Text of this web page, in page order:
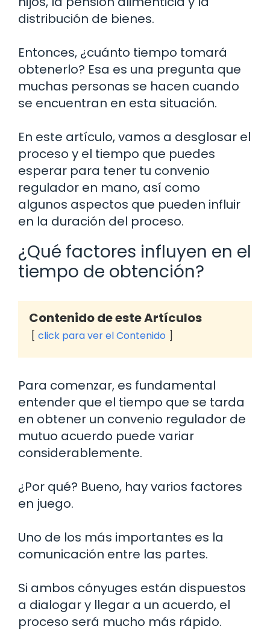
distribución de bienes.
Entonces, ¿cuánto tiempo tomará
obtenerlo? Esa es una pregunta que
muchas personas se hacen cuando
se encuentran en esta situación.
En este artículo, vamos a desglosar el
proceso y el tiempo que puedes
esperar para tener tu convenio
regulador en mano, así como
algunos aspectos que pueden influir
en la duración del proceso.
¿Qué factores influyen en el
tiempo de obtención?
Contenido de este Artículos
click para ver el Contenido
Para comenzar, es fundamental
entender que el tiempo que se tarda
en obtener un convenio regulador de
mutuo acuerdo puede variar
considerablemente.
¿Por qué? Bueno, hay varios factores
en juego.
Uno de los más importantes es la
comunicación entre las partes.
Si ambos cónyuges están dispuestos
a dialogar y llegar a un acuerdo, el
proceso será mucho más rápido.